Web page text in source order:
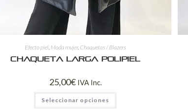
Efecto piel, Moda mujer, Chaquetas / Blazers
Chaqueta larga polipiel
25,00€ IVA Inc.
Seleccionar opciones